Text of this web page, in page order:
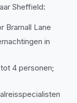
Sheffield:
Bramall Lane
in
4 personen;